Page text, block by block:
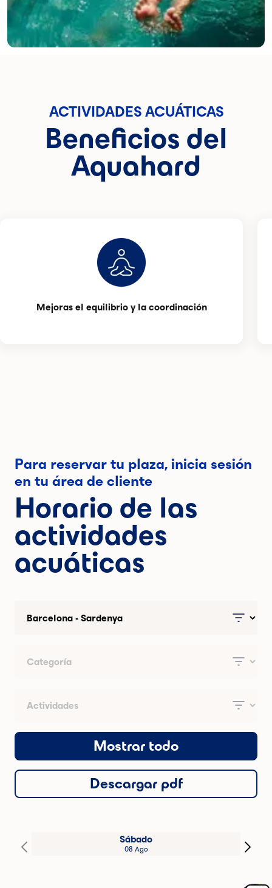
ACTIVIDADES ACUÁTICAS
Beneficios del
Aquahard
Mejoras el equilibrio y la coordinación
Para reservar tu plaza, inicia sesión
en tu área de cliente
Horario de las
actividades
acuáticas
Mostrar todo
Descargar pdf
Sábado
08 Ago